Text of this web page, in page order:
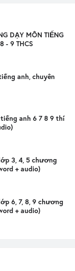
DẠY MÔN TIẾNG
- 9 THCS
anh, chuyên
anh 6 7 8 9 thí
3, 4, 5 chương
+ audio)
6, 7, 8, 9 chương
+ audio)